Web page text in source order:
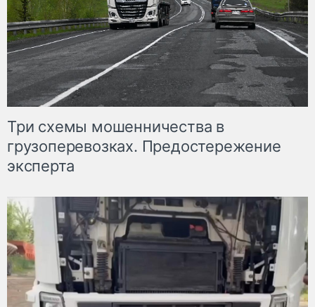
Три схемы мошенничества в
грузоперевозках. Предостережение
эксперта